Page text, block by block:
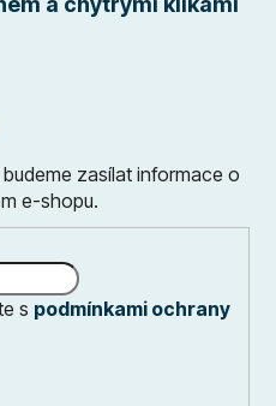
zasílat informace o
e-shopu.
s podmínkami ochrany